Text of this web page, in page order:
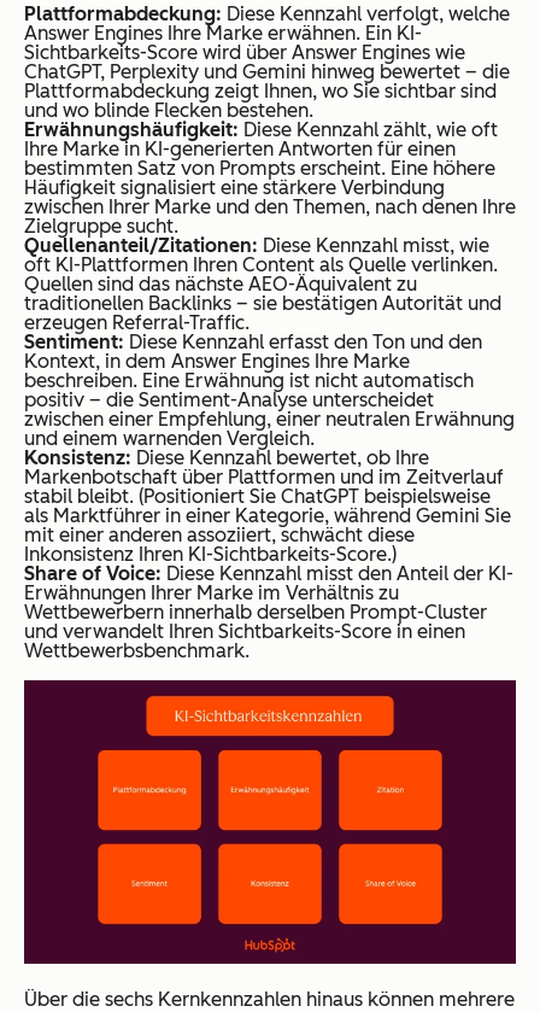
Plattformabdeckung: Diese Kennzahl verfolgt, welche
Answer Engines Ihre Marke erwähnen. Ein KI-
Sichtbarkeits-Score wird über Answer Engines wie
ChatGPT, Perplexity und Gemini hinweg bewertet – die
Plattformabdeckung zeigt Ihnen, wo Sie sichtbar sind
und wo blinde Flecken bestehen.
Erwähnungshäufigkeit: Diese Kennzahl zählt, wie oft
Ihre Marke in KI-generierten Antworten für einen
bestimmten Satz von Prompts erscheint. Eine höhere
Häufigkeit signalisiert eine stärkere Verbindung
zwischen Ihrer Marke und den Themen, nach denen Ihre
Zielgruppe sucht.
Quellenanteil/Zitationen: Diese Kennzahl misst, wie
oft KI-Plattformen Ihren Content als Quelle verlinken.
Quellen sind das nächste AEO-Äquivalent zu
traditionellen Backlinks – sie bestätigen Autorität und
erzeugen Referral-Traffic.
Sentiment: Diese Kennzahl erfasst den Ton und den
Kontext, in dem Answer Engines Ihre Marke
beschreiben. Eine Erwähnung ist nicht automatisch
positiv – die Sentiment-Analyse unterscheidet
zwischen einer Empfehlung, einer neutralen Erwähnung
und einem warnenden Vergleich.
Konsistenz: Diese Kennzahl bewertet, ob Ihre
Markenbotschaft über Plattformen und im Zeitverlauf
stabil bleibt. (Positioniert Sie ChatGPT beispielsweise
als Marktführer in einer Kategorie, während Gemini Sie
mit einer anderen assoziiert, schwächt diese
Inkonsistenz Ihren KI-Sichtbarkeits-Score.)
Share of Voice: Diese Kennzahl misst den Anteil der KI-
Erwähnungen Ihrer Marke im Verhältnis zu
Wettbewerbern innerhalb derselben Prompt-Cluster
und verwandelt Ihren Sichtbarkeits-Score in einen
Wettbewerbsbenchmark.
Über die sechs Kernkennzahlen hinaus können mehrere